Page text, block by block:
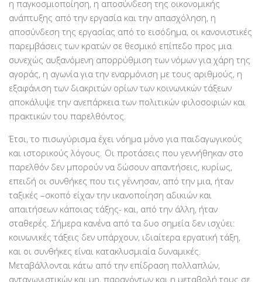
η παγκοσμιοποίηση, η αποσύνδεση της οικονομικής
ανάπτυξης από την εργασία και την απασχόληση, η
αποσύνδεση της εργασίας από το εισόδημα, οι κανονιστικές
παρεμβάσεις των κρατών σε θεσμικό επίπεδο προς μια
συνεχώς αυξανόμενη απορρύθμιση των νόμων για χάρη της
αγοράς, η αγωνία για την εναρμόνιση με τους αριθμούς, η
εξαφάνιση των διακριτών ορίων των κοινωνικών τάξεων
αποκάλυψε την ανεπάρκεια των πολιτικών φιλοσοφιών και
πρακτικών του παρελθόντος.
Έτσι, το πισωγύρισμα έχει νόημα μόνο για παιδαγωγικούς
και ιστορικούς λόγους. Οι προτάσεις που γεννήθηκαν στο
παρελθόν δεν μπορούν να δώσουν απαντήσεις, κυρίως,
επειδή οι συνθήκες που τις γέννησαν, από την μια, ήταν
ταξικές –σκοπό είχαν την ικανοποίηση αδικιών και
απαιτήσεων κάποιας τάξης- και, από την άλλη, ήταν
σταθερές. Σήμερα κανένα από τα δυο σημεία δεν ισχύει:
κοινωνικές τάξεις δεν υπάρχουν, ιδιαίτερα εργατική τάξη,
και οι συνθήκες είναι κατακλυσμιαία δυναμικές.
Μεταβάλλονται κάτω από την επίδραση πολλαπλών,
ανταγωνιστικών και μη, παραγόντων και η μεταβολή τους σε